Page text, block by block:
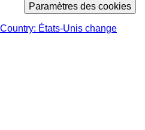
Paramètres des cookies
Country: États-Unis change